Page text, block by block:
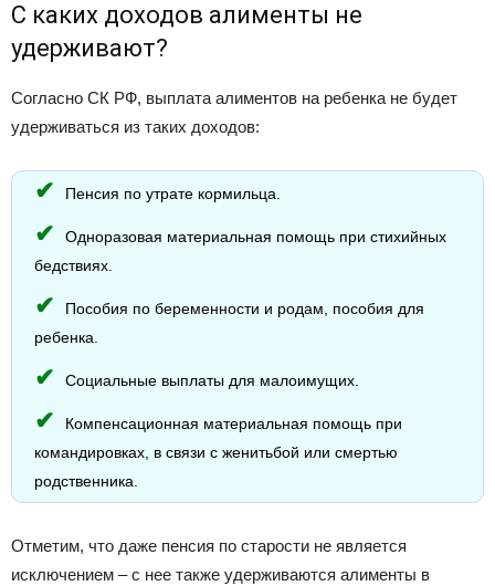
С каких доходов алименты не
удерживают?
Согласно СК РФ, выплата алиментов на ребенка не будет
удерживаться из таких доходов:
Пенсия по утрате кормильца.
Одноразовая материальная помощь при стихийных
бедствиях.
Пособия по беременности и родам, пособия для
ребенка.
Социальные выплаты для малоимущих.
Компенсационная материальная помощь при
командировках, в связи с женитьбой или смертью
родственника.
Отметим, что даже пенсия по старости не является
исключением – с нее также удерживаются алименты в